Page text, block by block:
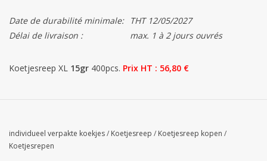
Marques
Date de durabilité minimale:
THT 12/05/2027
Délai de livraison :
max. 1 à 2 jours ouvrés
Koetjesreep XL 15gr 400pcs. Prix ​​HT : 56,80 €
individueel verpakte koekjes/ Koetjesreep / Koetjesreep kopen /
Koetjesrepen